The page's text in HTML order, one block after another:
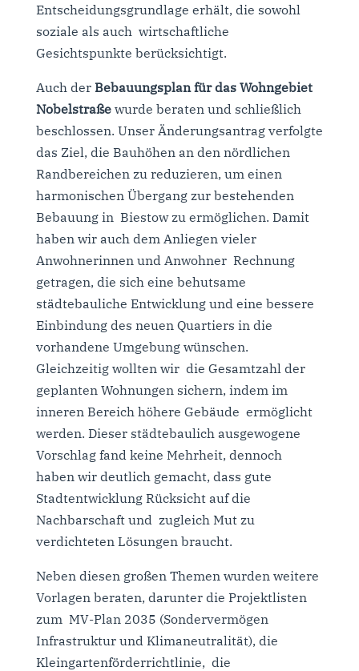
Entscheidungsgrundlage erhält, die sowohl
soziale als auch wirtschaftliche
Gesichtspunkte berücksichtigt.
Auch der Bebauungsplan für das Wohngebiet
Nobelstraße wurde beraten und schließlich
beschlossen. Unser Änderungsantrag verfolgte
das Ziel, die Bauhöhen an den nördlichen
Randbereichen zu reduzieren, um einen
harmonischen Übergang zur bestehenden
Bebauung in Biestow zu ermöglichen. Damit
haben wir auch dem Anliegen vieler
Anwohnerinnen und Anwohner Rechnung
getragen, die sich eine behutsame
städtebauliche Entwicklung und eine bessere
Einbindung des neuen Quartiers in die
vorhandene Umgebung wünschen.
Gleichzeitig wollten wir die Gesamtzahl der
geplanten Wohnungen sichern, indem im
inneren Bereich höhere Gebäude ermöglicht
werden. Dieser städtebaulich ausgewogene
Vorschlag fand keine Mehrheit, dennoch
haben wir deutlich gemacht, dass gute
Stadtentwicklung Rücksicht auf die
Nachbarschaft und zugleich Mut zu
verdichteten Lösungen braucht.
Neben diesen großen Themen wurden weitere
Vorlagen beraten, darunter die Projektlisten
zum MV-Plan 2035 (Sondervermögen
Infrastruktur und Klimaneutralität), die
Kleingartenförderrichtlinie, die